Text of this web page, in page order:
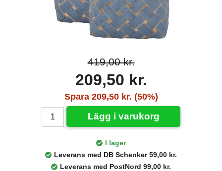
419,00 kr.
209,50 kr.
Spara 209,50 kr. (50%)
Lägg i varukorg
I lager
Leverans med DB Schenker 59,00 kr.
Leverans med PostNord 99,00 kr.